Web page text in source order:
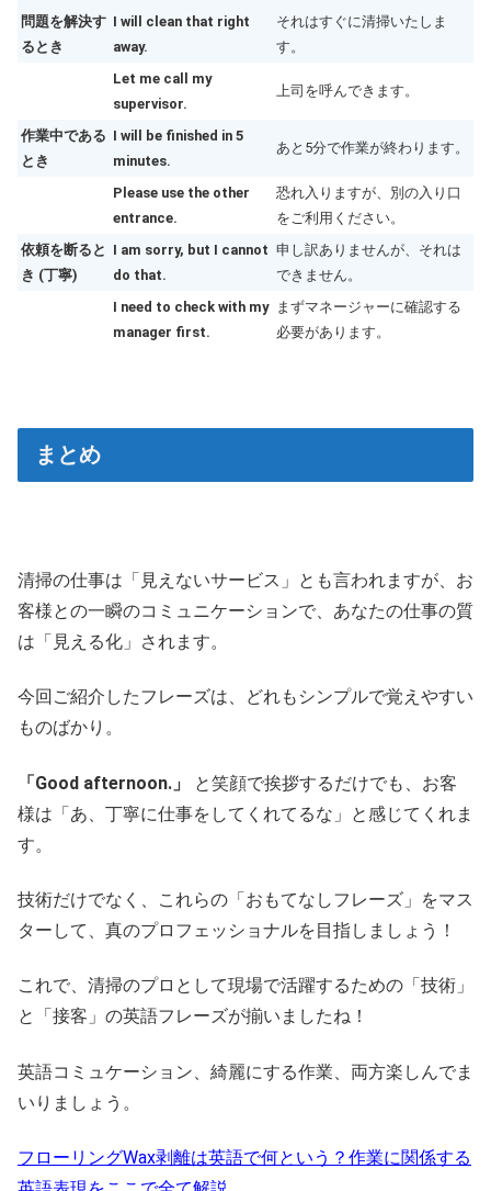
問題を解決す
るとき
I will clean that right
away.
それはすぐに清掃いたしま
す。
Let me call my
supervisor.
上司を呼んできます。
作業中である
とき
I will be finished in 5
minutes.
あと5分で作業が終わります。
Please use the other
entrance.
恐れ入りますが、別の入り口
をご利用ください。
依頼を断ると
き (丁寧)
I am sorry, but I cannot
do that.
申し訳ありませんが、それは
できません。
I need to check with my
manager first.
まずマネージャーに確認する
必要があります。
まとめ
清掃の仕事は「見えないサービス」とも言われますが、お
客様との一瞬のコミュニケーションで、あなたの仕事の質
は「見える化」されます。
今回ご紹介したフレーズは、どれもシンプルで覚えやすい
ものばかり。
「Good afternoon.」
と笑顔で挨拶するだけでも、お客
様は「あ、丁寧に仕事をしてくれてるな」と感じてくれま
す。
技術だけでなく、これらの「おもてなしフレーズ」をマス
ターして、真のプロフェッショナルを目指しましょう！
これで、清掃のプロとして現場で活躍するための「技術」
と「接客」の英語フレーズが揃いましたね！
英語コミュケーション、綺麗にする作業、両方楽しんでま
いりましょう。
フローリングWax剥離は英語で何という？作業に関係する